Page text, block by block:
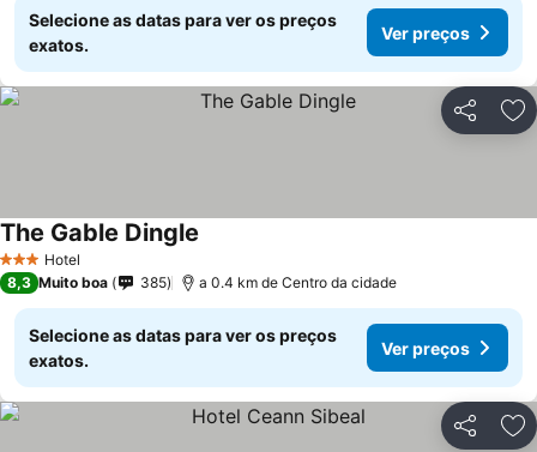
Selecione as datas para ver os preços
exatos.
Ver preços
Partilhar
3 EstrelasHotel
The Gable Dingle
8,3 Muito boa 385 a 0.4 km de Centro da cidade
Selecione as datas para ver os preços
exatos.
Ver preços
Partilhar